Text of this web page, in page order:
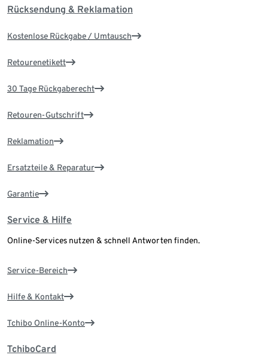
Rücksendung & Reklamation
Kostenlose Rückgabe / Umtausch
Retourenetikett
30 Tage Rückgaberecht
Retouren-Gutschrift
Reklamation
Ersatzteile & Reparatur
Garantie
Service & Hilfe
Online-Services nutzen & schnell Antworten finden.
Service-Bereich
Hilfe & Kontakt
Tchibo Online-Konto
TchiboCard